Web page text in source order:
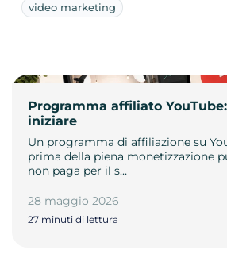
video marketing
Programma affiliato
iniziare
Un programma di affiliazione su
prima della piena monetizzazione
non paga per il s…
28 maggio 2026
27 minuti di lettura